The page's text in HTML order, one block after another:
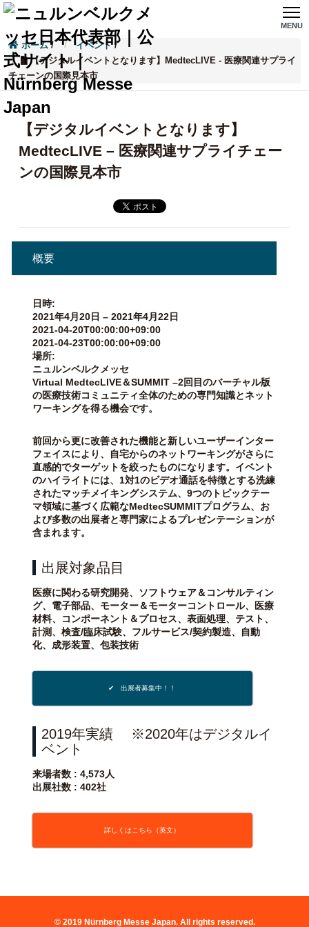
MENU
ホーム/ イベント/
【デジタルイベントとなります】MedtecLIVE - 医療関連サプライ
チェーンの国際見本市
【デジタルイベントとなります】
MedtecLIVE – 医療関連サプライチェー
ンの国際見本市
概要
日時:
2021年4月20日 – 2021年4月22日
2021-04-20T00:00:00+09:00
2021-04-23T00:00:00+09:00
場所:
ニュルンベルクメッセ
Virtual MedtecLIVE＆SUMMIT –2回目のバーチャル版
の医療技術コミュニティ全体のための専門知識とネット
ワーキングを得る機会です。
前回から更に改善された機能と新しいユーザーインター
フェイスにより、自宅からのネットワーキングがさらに
直感的でターゲットを絞ったものになります。イベント
のハイライトには、1対1のビデオ通話を特徴とする洗練
されたマッチメイキングシステム、9つのトピックテー
マ領域に基づく広範なMedtecSUMMITプログラム、お
よび多数の出展者と専門家によるプレゼンテーションが
含まれます。
出展対象品目
医療に関わる研究開発、ソフトウェア＆コンサルティン
グ、電子部品、モーター＆モーターコントロール、医療
材料、コンポーネント＆プロセス、表面処理、テスト、
計測、検査/臨床試験、フルサービス/契約製造、自動
化、成形装置、包装技術
✔ 出展者募集中！！
2019年実績 ※2020年はデジタルイ
ベント
来場者数 : 4,573人
出展社数 : 402社
詳しくはこちら（英文）
© 2019 Nürnberg Messe Japan. All rights reserved.